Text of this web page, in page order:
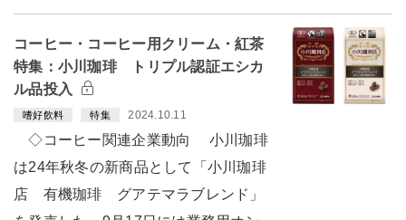
コーヒー・コーヒー用クリーム・紅茶
特集：小川珈琲 トリプル認証エシカ
ル品投入
嗜好飲料 特集 2024.10.11
◇コーヒー関連企業動向 小川珈琲
は24年秋冬の新商品として「小川珈琲
店 有機珈琲 グアテマラブレンド」